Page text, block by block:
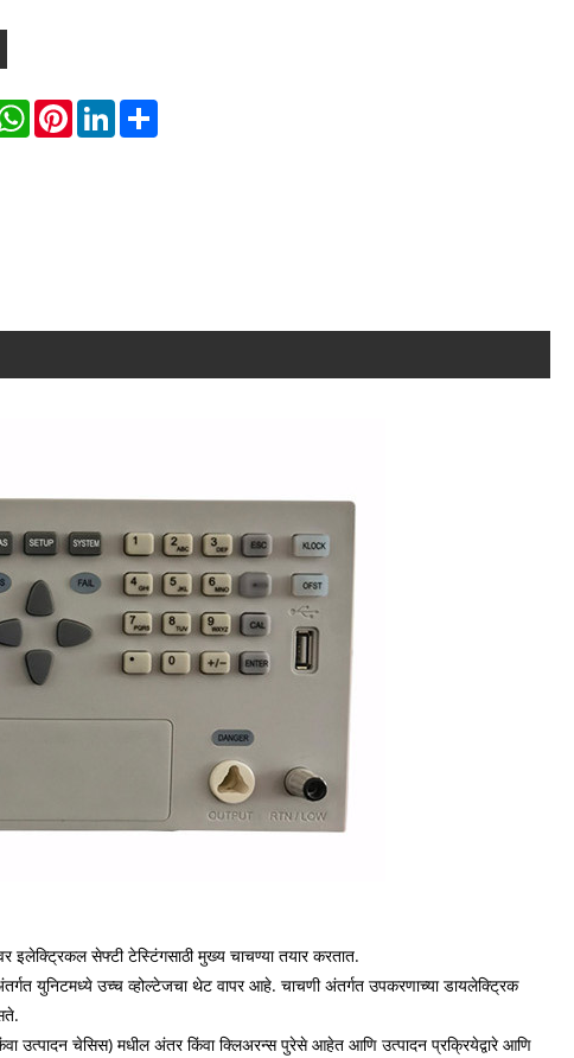
WhatsApp
PinterestLinkedIn
इलेक्ट्रिकल सेफ्टी टेस्टिंगसाठी मुख्य चाचण्या तयार करतात.
युनिटमध्ये उच्च व्होल्टेजचा थेट वापर आहे. चाचणी अंतर्गत उपकरणाच्या डायलेक्ट्रिक
उत्पादन चेसिस) मधील अंतर किंवा क्लिअरन्स पुरेसे आहेत आणि उत्पादन प्रक्रियेद्वारे आणि